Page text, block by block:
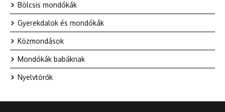
Bölcsis mondókák
Gyerekdalok és mondókák
Közmondások
Mondókák babáknak
Nyelvtörők